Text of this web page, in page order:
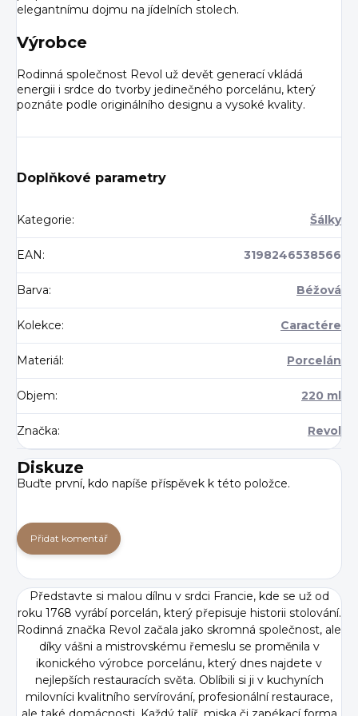
elegantnímu dojmu na jídelních stolech.
Výrobce
Rodinná společnost Revol už devět generací vkládá
energii i srdce do tvorby jedinečného porcelánu, který
poznáte podle originálního designu a vysoké kvality.
Doplňkové parametry
Kategorie: Šálky
EAN : 3198246538566
Barva: Béžová
Kolekce: Caractére
Materiál : Porcelán
Objem: 220 ml
Značka: Revol
Diskuze
Buďte první, kdo napíše příspěvek k této položce.
Přidat komentář
Představte si malou dílnu v srdci Francie, kde se už od
roku 1768 vyrábí porcelán, který přepisuje historii stolování.
Rodinná značka Revol začala jako skromná společnost, ale
díky vášni a mistrovskému řemeslu se proměnila v
ikonického výrobce porcelánu, který dnes najdete v
nejlepších restauracích světa. Oblíbili si ji v kuchyních
milovníci kvalitního servírování, profesionální restaurace,